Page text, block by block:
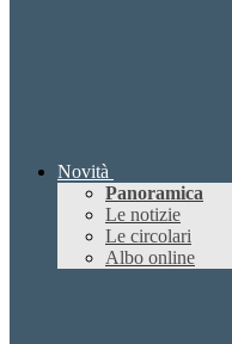
Novità
Panoramica
Le notizie
Le circolari
Albo online